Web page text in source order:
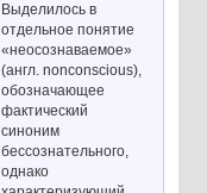
Выделилось в
отдельное понятие
«неосознаваемое»
(англ. nonconscious),
обозначающее
фактический
синоним
бессознательного,
однако